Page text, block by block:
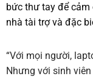
bức thư tay để cảm
nhà tài trợ và đặc
“Với mọi người,
Nhưng với sinh